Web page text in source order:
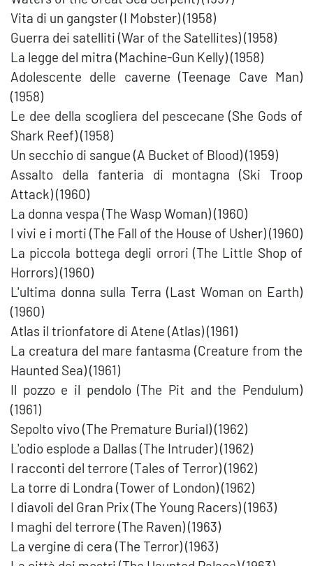
Vita di un gangster (I Mobster) (1958)
Guerra dei satelliti (War of the Satellites) (1958)
La legge del mitra (Machine-Gun Kelly) (1958)
Adolescente delle caverne (Teenage Cave Man)
(1958)
Le dee della scogliera del pescecane (She Gods of
Shark Reef) (1958)
Un secchio di sangue (A Bucket of Blood) (1959)
Assalto della fanteria di montagna (Ski Troop
Attack) (1960)
La donna vespa (The Wasp Woman) (1960)
I vivi e i morti (The Fall of the House of Usher) (1960)
La piccola bottega degli orrori (The Little Shop of
Horrors) (1960)
L'ultima donna sulla Terra (Last Woman on Earth)
(1960)
Atlas il trionfatore di Atene (Atlas) (1961)
La creatura del mare fantasma (Creature from the
Haunted Sea) (1961)
Il pozzo e il pendolo (The Pit and the Pendulum)
(1961)
Sepolto vivo (The Premature Burial) (1962)
L'odio esplode a Dallas (The Intruder) (1962)
I racconti del terrore (Tales of Terror) (1962)
La torre di Londra (Tower of London) (1962)
I diavoli del Gran Prix (The Young Racers) (1963)
I maghi del terrore (The Raven) (1963)
La vergine di cera (The Terror) (1963)